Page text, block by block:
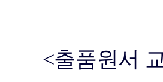
<출품원서